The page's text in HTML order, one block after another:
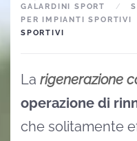
GALARDINI SPORT
PER IMPIANTI SPORTIVI
SPORTIVI
La rigenerazione
operazione di
che solitamente